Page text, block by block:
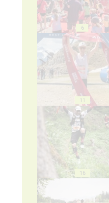
6
11
16